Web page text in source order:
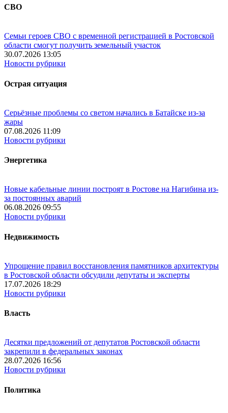
СВО
Семьи героев СВО с временной регистрацией в Ростовской
области смогут получить земельный участок
30.07.2026 13:05
Новости рубрики
Острая ситуация
Серьёзные проблемы со светом начались в Батайске из-за
жары
07.08.2026 11:09
Новости рубрики
Энергетика
Новые кабельные линии построят в Ростове на Нагибина из-
за постоянных аварий
06.08.2026 09:55
Новости рубрики
Недвижимость
Упрощение правил восстановления памятников архитектуры
в Ростовской области обсудили депутаты и эксперты
17.07.2026 18:29
Новости рубрики
Власть
Десятки предложений от депутатов Ростовской области
закрепили в федеральных законах
28.07.2026 16:56
Новости рубрики
Политика